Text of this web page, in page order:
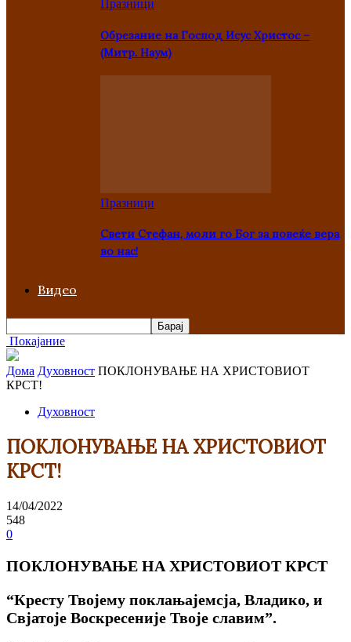
Празници
Oбрезание на Господ Исус Христос –
(Митр. Наум)
Празници
Свети Стефан, моли го Бог за повеќе вера
во нас!
Видео
Покајание
Дома Духовност ПОКЛОНУВАЊЕ НА ХРИСТОВИОТ
КРСТ!
Духовност
ПОКЛОНУВАЊЕ НА ХРИСТОВИОТ
КРСТ!
14/04/2022
548
0
ПОКЛОНУВАЊЕ НА ХРИСТОВИОТ КРСТ
“Кресту Твојему поклањајемсја, Владико, и
Свјатоје Воскресеније Твоје славим”.